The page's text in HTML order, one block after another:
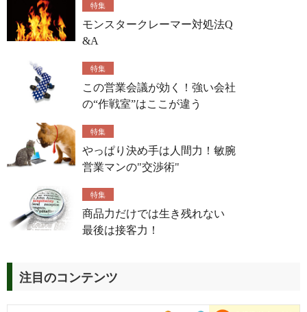
特集
モンスタークレーマー対処法Q
&A
特集
この営業会議が効く！強い会社
の“作戦室”はここが違う
特集
やっぱり決め手は人間力！敏腕
営業マンの"交渉術"
特集
商品力だけでは生き残れない
最後は接客力！
注目のコンテンツ